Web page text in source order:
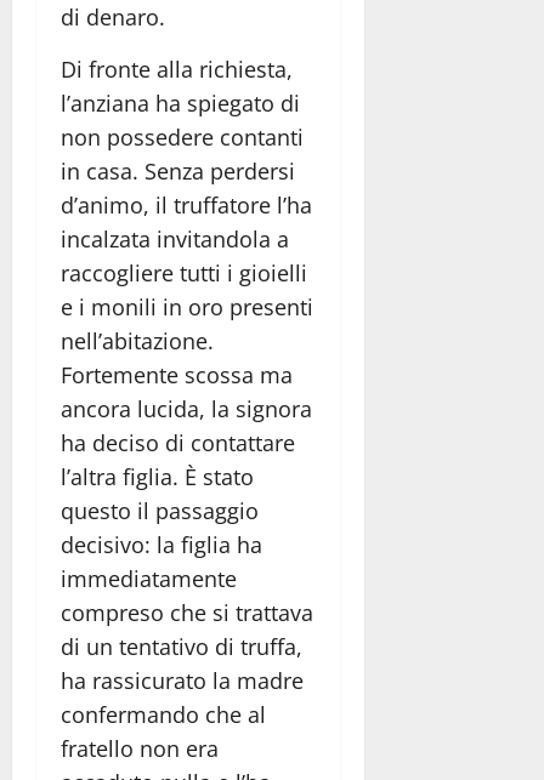
di denaro.
Di fronte alla richiesta,
l’anziana ha spiegato di
non possedere contanti
in casa. Senza perdersi
d’animo, il truffatore l’ha
incalzata invitandola a
raccogliere tutti i gioielli
e i monili in oro presenti
nell’abitazione.
Fortemente scossa ma
ancora lucida, la signora
ha deciso di contattare
l’altra figlia. È stato
questo il passaggio
decisivo: la figlia ha
immediatamente
compreso che si trattava
di un tentativo di truffa,
ha rassicurato la madre
confermando che al
fratello non era